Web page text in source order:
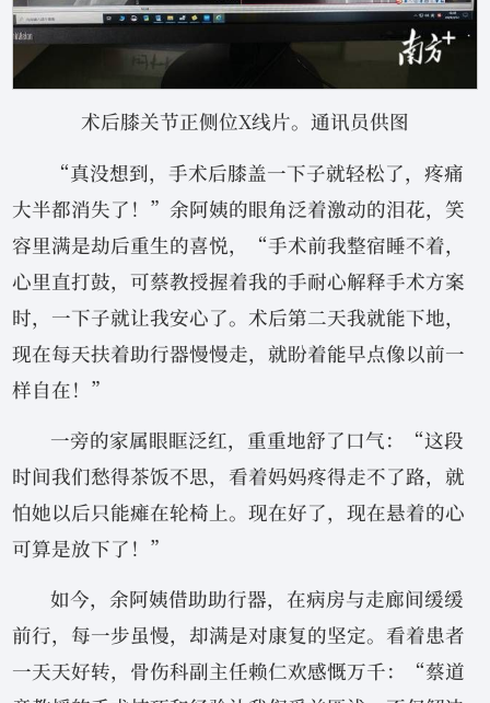
术后膝关节正侧位X线片。通讯员供图
“真没想到，手术后膝盖一下子就轻松了，疼痛
大半都消失了！”余阿姨的眼角泛着激动的泪花，笑
容里满是劫后重生的喜悦，“手术前我整宿睡不着，
心里直打鼓，可蔡教授握着我的手耐心解释手术方案
时，一下子就让我安心了。术后第二天我就能下地，
现在每天扶着助行器慢慢走，就盼着能早点像以前一
样自在！”
一旁的家属眼眶泛红，重重地舒了口气：“这段
时间我们愁得茶饭不思，看着妈妈疼得走不了路，就
怕她以后只能瘫在轮椅上。现在好了，现在悬着的心
可算是放下了！”
如今，余阿姨借助助行器，在病房与走廊间缓缓
前行，每一步虽慢，却满是对康复的坚定。看着患者
一天天好转，骨伤科副主任赖仁欢感慨万千：“蔡道